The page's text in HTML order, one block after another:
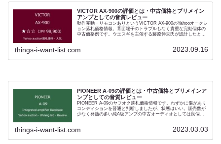
Kenwood、そしてMarantzがそれまでにない高額なプリメインア
ンプを競ってリリースした90年代に比較してバランスの高さで評
価されたモデル。ビクター（AX-900）、アキュフェーズ
（E406）、パイオニア（A-09）の各要素をバランスよく備えたの
がマランツ（PM-15F）と雑誌メディアでは評されました。 はっ
きりコスパのよいアンプです。落札履歴と人気にその評価が現れ
ています。 デメリットは年月を経て修理に困難を生じるようにな
音質だからです。メリットは、90年代の最上位プリメインアンプ
中でも別格の評価を受けた音質。 Marantz PM-15Fはオーディオ
VICTOR AX-900の評価とは・中古価格とプリメイン
アンプとしての音質レビュー
動作完動・リモコンありというVICTOR AX-900のYahooオークシ
ョン落札価格情報。背面端子のトラブルもなく貴重な完動個体の
中古価格例です。ウエスギを主催する藤原伸夫氏が設計したとい
たが。単なる高級アンプブームに便乗したモデルでなかったこと
できます。メンテナンス可能であるなら、現在でも100万円クラ
things-i-want-list.com 2023.09.16
PIONEER A-09の評価とは・中古価格とプリメインア
ンプとしての音質レビュー
PIONEER A-09のヤフオク落札価格情報です。わずかに傷があり
コンディションを普通と判断しましたが、状態はいい。販売数が
少なく発熱の多い純A級アンプの中古オーディオとしては良個体
部品で修理した場合音質が変わりやすいこと。この時期の高級プ
完成度の高い修理はサンスイ・ラックスマン・アキュフェーズに
things-i-want-list.com 2023.03.03